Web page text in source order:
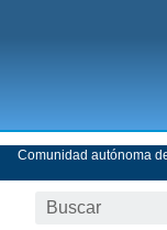
Comunidad autónoma